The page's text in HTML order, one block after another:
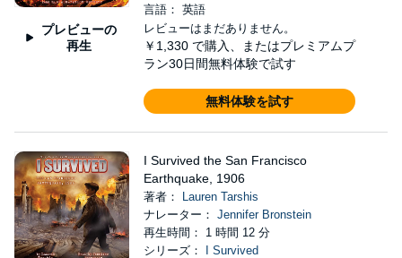
プレビューの
再生
言語： 英語
レビューはまだありません。
￥1,330 で購入、またはプレミアムプ
ラン30日間無料体験で試す
無料体験を試す
I Survived the San Francisco
Earthquake, 1906
著者：
Lauren Tarshis
ナレーター： Jennifer Bronstein
再生時間： 1 時間 12 分
シリーズ：
I Survived